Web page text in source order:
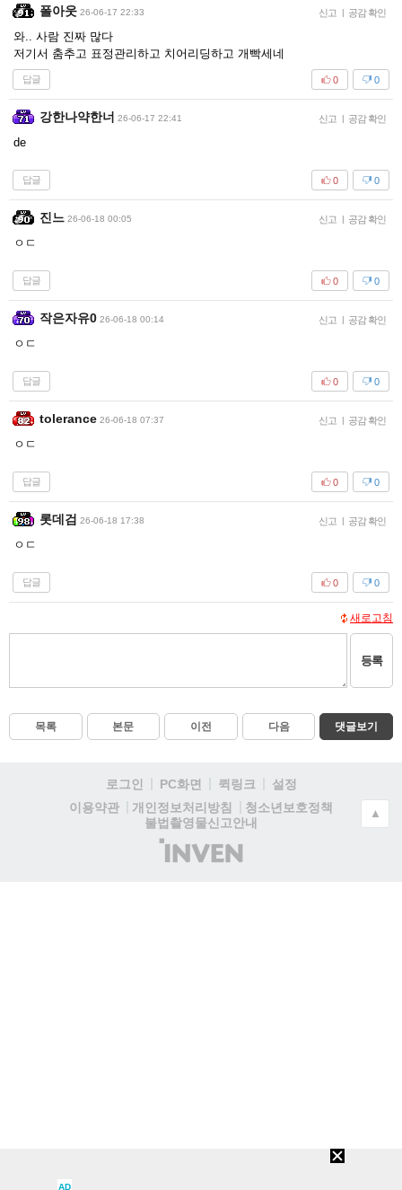
폴아웃 26-06-17 22:33 신고 | 공감 확인
와.. 사람 진짜 많다
저기서 춤추고 표정관리하고 치어리딩하고 개빡세네
답글 0
0
강한나약한너 26-06-17 22:41 신고 | 공감 확인
de
답글 0
0
진느 26-06-18 00:05 신고 | 공감 확인
ㅇㄷ
답글 0
0
작은자유0 26-06-18 00:14 신고 | 공감 확인
ㅇㄷ
답글 0
0
tolerance 26-06-18 07:37 신고 | 공감 확인
ㅇㄷ
답글 0
0
롯데검 26-06-18 17:38 신고 | 공감 확인
ㅇㄷ
답글 0
0
새로고침
등록
목록 본문 이전 다음 댓글보기
로그인 PC화면 퀵링크
설정
이용약관
개인정보처리방침
청소년보호정책
불법촬영물신고안내
(주)
인
▲
AD